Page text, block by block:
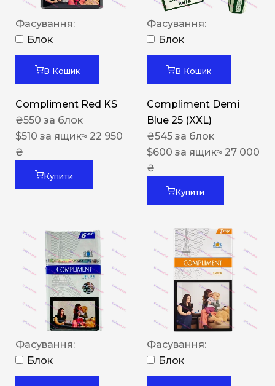
Фасування:
Блок
В Кошик
Compliment Red KS
₴550 за блок
$510 за ящик≈ 22 950
₴
Купити
Фасування:
Блок
В Кошик
Compliment Demi
Blue 25 (XXL)
₴545 за блок
$600 за ящик≈ 27 000
₴
Купити
Фасування:
Блок
Фасування:
Блок